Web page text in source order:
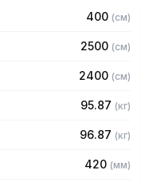
в помещении и
короба
430 толщиной
400 (см)
2500 (см)
2400 (см)
95.87 (кг)
96.87 (кг)
420 (мм)